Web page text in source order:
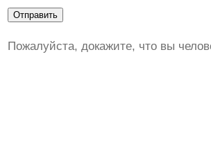
Пожалуйста, докажите, что вы